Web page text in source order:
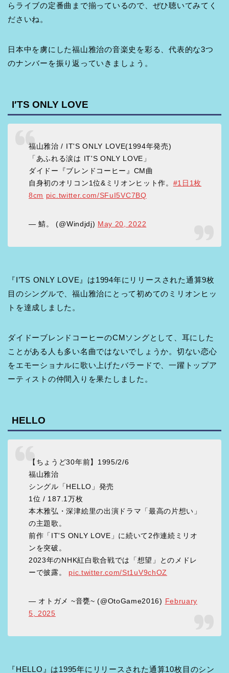
らライブの定番曲まで揃っているので、ぜひ聴いてみてく
ださいね。
日本中を虜にした福山雅治の音楽史を彩る、代表的な3つ
のナンバーを振り返っていきましょう。
I′TS ONLY LOVE
福山雅治 / IT'S ONLY LOVE(1994年発売)
「あふれる涙は IT'S ONLY LOVE」
ダイドー『ブレンドコーヒー』CM曲
自身初のオリコン1位&ミリオンヒット作。 #1日1枚
8cm pic.twitter.com/SFuI5VC7BQ
— 鯖。 (@Windjdj) May 20, 2022
『I’TS ONLY LOVE』は1994年にリリースされた通算9枚
目のシングルで、福山雅治にとって初めてのミリオンヒッ
トを達成しました。
ダイドーブレンドコーヒーのCMソングとして、耳にした
ことがある人も多い名曲ではないでしょうか。切ない恋心
をエモーショナルに歌い上げたバラードで、一躍トップア
ーティストの仲間入りを果たしました。
HELLO
【ちょうど30年前】1995/2/6
福山雅治
シングル「HELLO」発売
1位 / 187.1万枚
本木雅弘・深津絵里の出演ドラマ「最高の片想い」
の主題歌。
前作「IT'S ONLY LOVE」に続いて2作連続ミリオ
ンを突破。
2023年のNHK紅白歌合戦では「想望」とのメドレ
ーで披露。 pic.twitter.com/St1uV9chOZ
— オトガメ ~音甕~ (@OtoGame2016) February
5, 2025
『HELLO』は1995年にリリースされた通算10枚目のシン